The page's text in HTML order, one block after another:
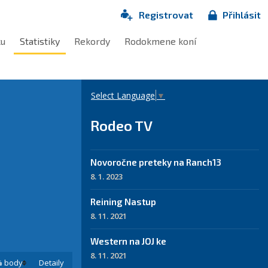
Registrovat Přihlásit
Statistiky Rekordy Rodokmene koní
body Detaily
Select Language ▼
Rodeo TV
Novoročne preteky na Ranch13
8. 1. 2023
Reining Nastup
8. 11. 2021
Western na JOJ ke
8. 11. 2021